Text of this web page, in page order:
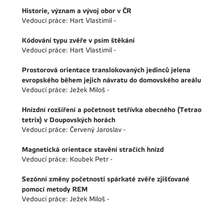
Historie, význam a vývoj obor v ČR
Vedoucí práce: Hart Vlastimil -
Kódování typu zvěře v psím štěkání
Vedoucí práce: Hart Vlastimil -
Prostorová orientace translokovaných jedinců jelena
evropského během jejich návratu do domovského areálu
Vedoucí práce: Ježek Miloš -
Hnízdní rozšíření a početnost tetřívka obecného (Tetrao
tetrix) v Doupovských horách
Vedoucí práce: Červený Jaroslav -
Magnetická orientace stavění stračích hnízd
Vedoucí práce: Koubek Petr -
Sezónní změny početnosti spárkaté zvěře zjišťované
pomocí metody REM
Vedoucí práce: Ježek Miloš -